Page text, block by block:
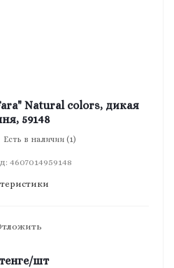
Natural colors, дикая
59148
Есть в наличии (1)
4607014959148
/шт